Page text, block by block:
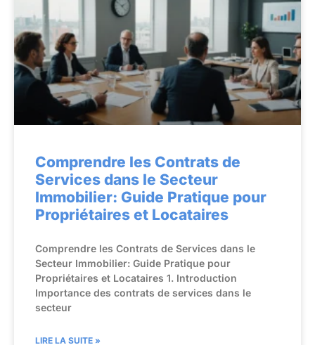
Comprendre les Contrats de
Services dans le Secteur
Immobilier: Guide Pratique pour
Propriétaires et Locataires
Comprendre les Contrats de Services dans le
Secteur Immobilier: Guide Pratique pour
Propriétaires et Locataires 1. Introduction
Importance des contrats de services dans le
secteur
LIRE LA SUITE »